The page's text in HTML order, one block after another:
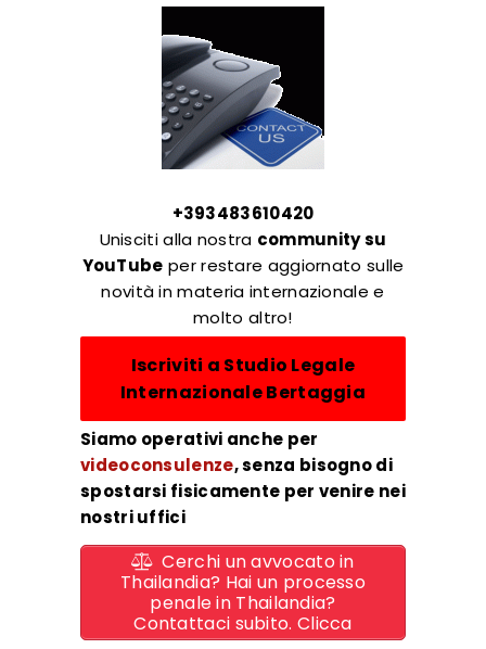
+393483610420
Unisciti alla nostra community su
YouTube per restare aggiornato sulle
novità in materia internazionale e
molto altro!
Iscriviti a Studio Legale
Internazionale Bertaggia
Siamo operativi anche per
videoconsulenze,senza bisogno di
spostarsi fisicamente per venire nei
nostri uffici
Cerchi un avvocato in
Thailandia? Hai un processo
penale in Thailandia?
Contattaci subito. Clicca